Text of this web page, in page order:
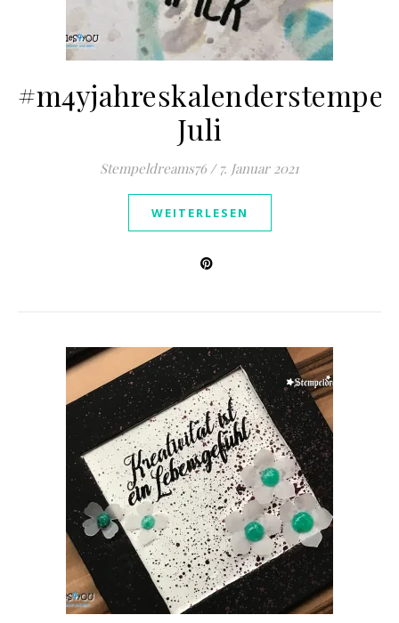
#m4yjahreskalenderstempel
Juli
Stempeldreams76 / 7. Januar 2021
WEITERLESEN